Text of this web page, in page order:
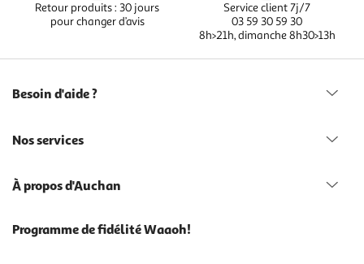
Retour produits : 30 jours
pour changer d’avis
Service client 7j/7
03 59 30 59 30
8h>21h, dimanche 8h30>13h
Besoin d'aide ?
Nos services
À propos d'Auchan
Programme de fidélité Waaoh!